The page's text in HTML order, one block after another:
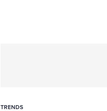
TRENDS